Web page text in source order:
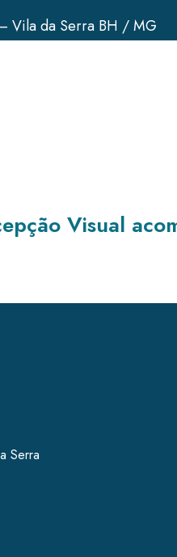
Vila da Serra BH / MG
Visual
Serra